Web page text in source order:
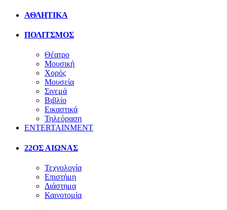
ΑΘΛΗΤΙΚΑ
ΠΟΛΙΤΣΜΟΣ
Θέατρο
Μουσική
Χορός
Μουσεία
Σινεμά
Βιβλίο
Εικαστικά
Τηλεόραση
ENTERTAINMENT
22ΟΣ ΑΙΩΝΑΣ
Τεχνολογία
Επιστήμη
Διάστημα
Καινοτομία